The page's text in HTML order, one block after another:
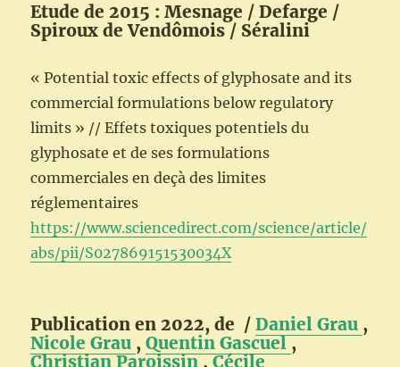
Etude de 2015 : Mesnage / Defarge /
Spiroux de Vendômois / Séralini
« Potential toxic effects of glyphosate and its
commercial formulations below regulatory
limits » // Effets toxiques potentiels du
glyphosate et de ses formulations
commerciales en deçà des limites
réglementaires
https://www.sciencedirect.com/science/article/
abs/pii/S027869151530034X
Publication en 2022, de /Daniel Grau ,
Nicole Grau ,Quentin Gascuel,
Christian Paroissin,Cécile